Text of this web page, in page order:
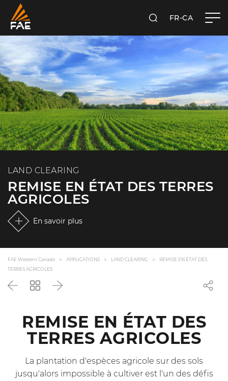
RECHERCHER
FR-CA
LAND CLEARING
REMISE EN ÉTAT DES TERRES
AGRICOLES
En savoir plus
FAE Western Canada APPLICATIONS LAND CLEARING
REMISE EN ÉTAT DES
TERRES AGRICOLES
PrécédentRevenirSuivant
REMISE EN ÉTAT DES
TERRES AGRICOLES
La plantation d'espèces agricole sur des sols
jusqu'alors impossible à cultiver est l'un des défis